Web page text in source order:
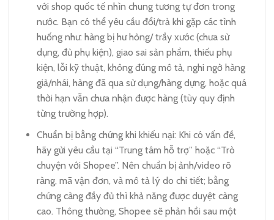
với shop quốc tế nhìn chung tương tự đơn trong
nước. Bạn có thể yêu cầu đổi/trả khi gặp các tình
huống như: hàng bị hư hỏng/ trầy xước (chưa sử
dụng, đủ phụ kiện), giao sai sản phẩm, thiếu phụ
kiện, lỗi kỹ thuật, không đúng mô tả, nghi ngờ hàng
giả/nhái, hàng đã qua sử dụng/hàng dựng, hoặc quá
thời hạn vẫn chưa nhận được hàng (tùy quy định
từng trường hợp).
Chuẩn bị bằng chứng khi khiếu nại: Khi có vấn đề,
hãy gửi yêu cầu tại “Trung tâm hỗ trợ” hoặc “Trò
chuyện với Shopee”. Nên chuẩn bị ảnh/video rõ
ràng, mã vận đơn, và mô tả lý do chi tiết; bằng
chứng càng đầy đủ thì khả năng được duyệt càng
cao. Thông thường, Shopee sẽ phản hồi sau một